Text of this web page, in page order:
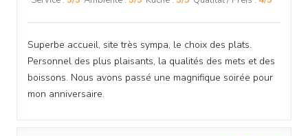
Superbe accueil, site très sympa, le choix des plats.
Personnel des plus plaisants, la qualités des mets et des
boissons. Nous avons passé une magnifique soirée pour
mon anniversaire.